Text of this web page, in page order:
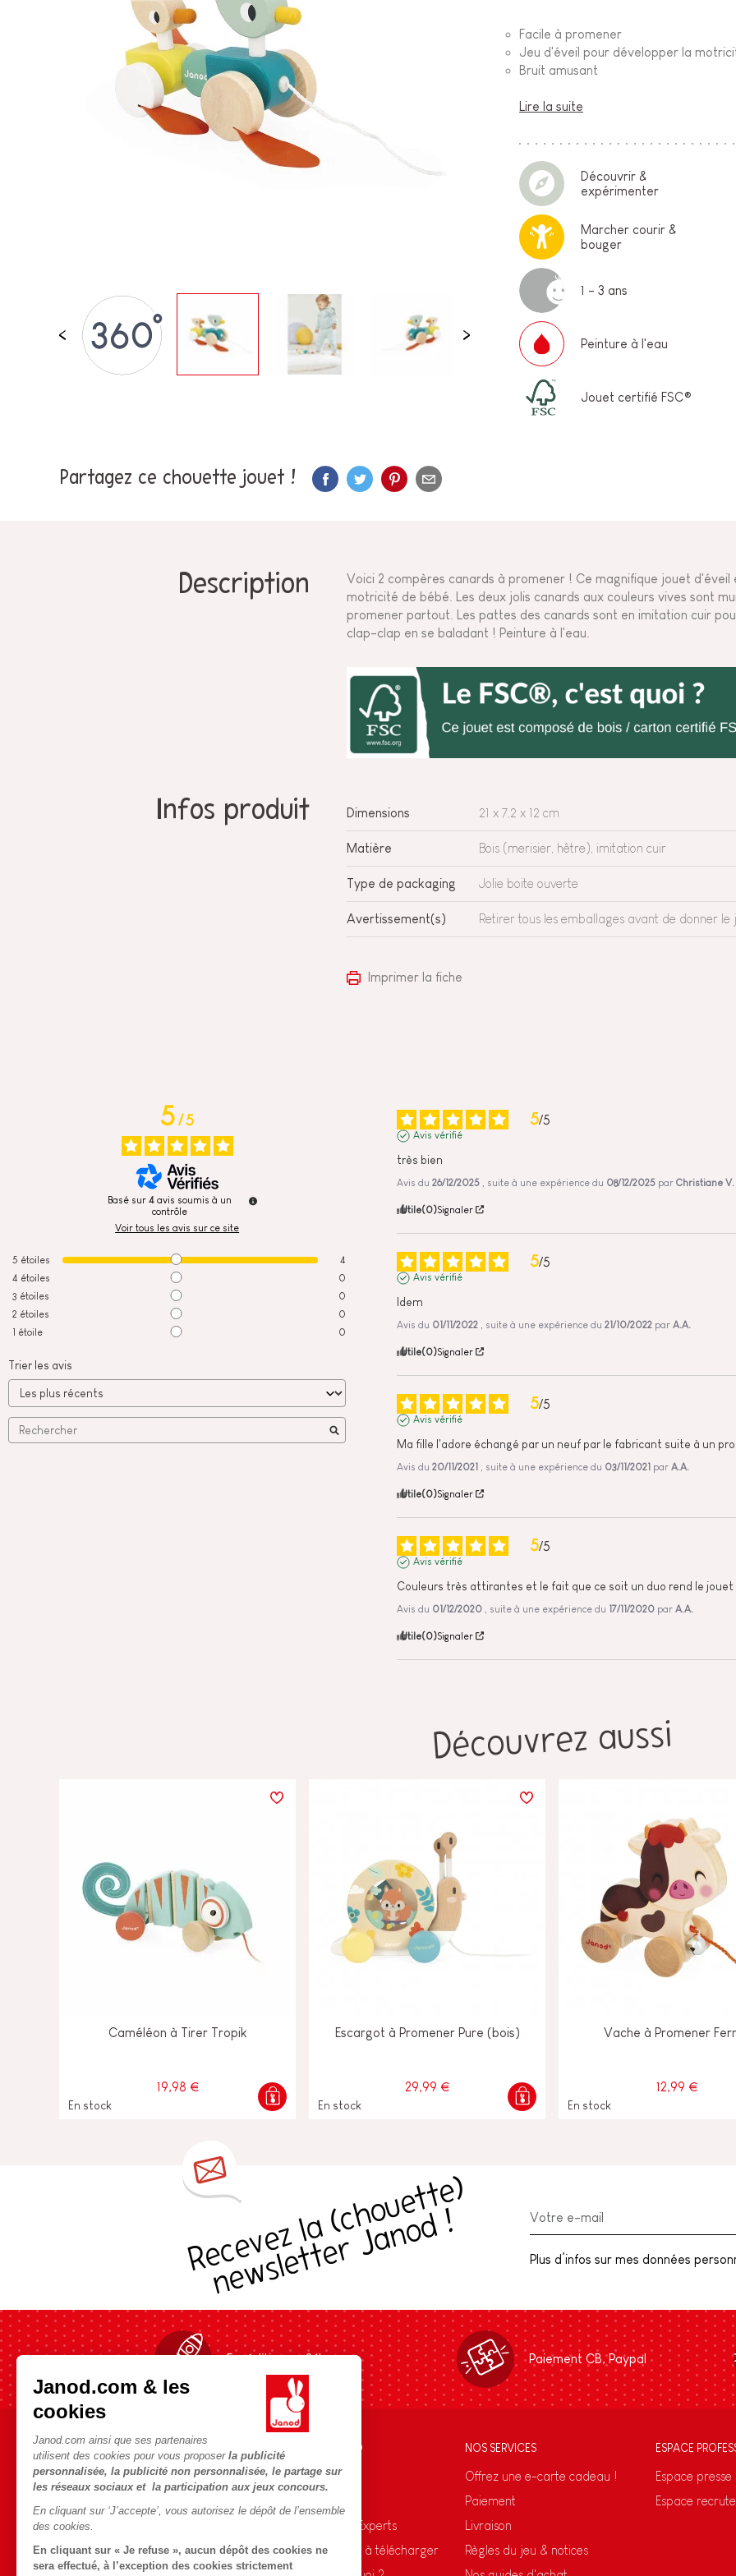
Janod.com & les
cookies
Janod.com ainsi que ses partenaires
utilisent des cookies pour vous proposer la publicité
personnalisée, la publicité non personnalisée, le partage sur
les réseaux sociaux et la participation aux jeux concours.
En cliquant sur ‘J’accepte’, vous autorisez le dépôt de l’ensemble
des cookies.
En cliquant sur « Je refuse », aucun dépôt des cookies ne
sera effectué, à l’exception des cookies strictement
JOUETS D'ÉVEIL
JOUETS D'IMITATION
IMAGINATION
PLEIN AIR
Facile à promener
Jeu d'éveil pour développer la
Bruit amusant
Lire la suite
Découvrir &
expérimenter
Marcher courir &
bouger
1 - 3 ans
Peinture à l'eau
Jouet certifié FSC®
Partagez ce chouette jouet !
Description
Voici 2 compères canards à promener ! Ce magnifique jouet
motricité de bébé. Les deux jolis canards aux couleurs vives sont
promener partout. Les pattes des canards sont en imitation cuir
clap-clap en se baladant ! Peinture à l'eau.
Infos produit Dimensions 21 x 7,2 x 12 cm
Matière Bois (merisier, hêtre), imitation cuir
Type de packaging Jolie boite ouverte
Avertissement(s) Retirer tous les emballages avant de donner le
Imprimer la fiche
5/5
Basé sur4 avis soumis à un
contrôle
Voir tous les avis sur ce site
5 étoiles
4
4 étoiles
0
3 étoiles
0
2 étoiles
0
1 étoile 0
Trier les avis
5/5
Avis vérifié
très bien
Avis du26/12/2025 , suite à une expérience du 08/12/2025 parChristiane V.
Utile(0)Signaler
5/5
Avis vérifié
Idem
Avis du 01/11/2022 , suite à une expérience du21/10/2022 parA.A.
Utile(0)Signaler
5/5
Avis vérifié
Ma fille l'adore échangé par un neuf par le fabricant suite à un
Avis du20/11/2021 , suite à une expérience du 03/11/2021 parA.A.
Utile(0)Signaler
5/5
Avis vérifié
Couleurs très attirantes et le fait que ce soit un duo rend le
Avis du 01/12/2020 , suite à une expérience du 17/11/2020 parA.A.
Utile(0)Signaler
Découvrez aussi
Caméléon à Tirer Tropik
19,98 €
En stock
Escargot à Promener Pure (bois)
29,99 €
En stock
Vache à Promener
12,99 €
En stock
R
e
c
e
v
e
z
l
a
(
c
h
o
u
e
t
t
e
)
n
e
w
sl
e
t
t
e
r
J
a
n
o
d
! Plus d’infos sur mes données
Expédition en 24h Paiement CB, Paypal
AIDE ET INFORMATIONS
CGV
Contact
Points de vente
L'UNIVERS JANOD
L'histoire
Blog Conseils d'Experts
Activités enfants à télécharger
NOS SERVICES
Offrez une e-carte cadeau !
Paiement
Livraison
Règles du jeu & notices
ESPACE
Espace presse
Espace